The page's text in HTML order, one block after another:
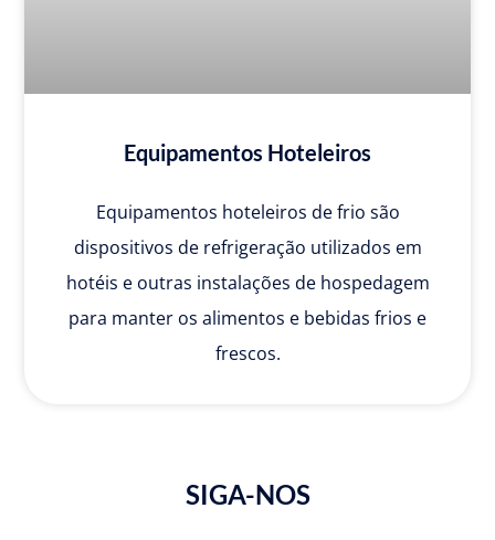
Equipamentos Hoteleiros
Equipamentos hoteleiros de frio são
dispositivos de refrigeração utilizados em
hotéis e outras instalações de hospedagem
para manter os alimentos e bebidas frios e
frescos.
SIGA-NOS